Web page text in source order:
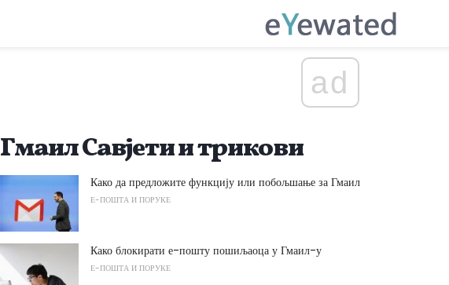
ad
Гмаил Савјети и трикови
Како да предложите функцију или побољшање за Гмаил
Е-ПОШТА И ПОРУКЕ
Како блокирати е-пошту пошиљаоца у Гмаил-у
Е-ПОШТА И ПОРУКЕ